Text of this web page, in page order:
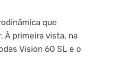
que
À primeira vista, na
Vision 60 SL e o